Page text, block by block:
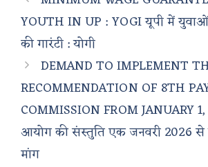
YOUTH IN UP : YOGI यूपी में
की गारंटी : योगी
DEMAND TO IMPLEMENT
RECOMMENDATION OF 8TH
COMMISSION FROM JANUARY
आयोग की संस्तुति एक जनवरी 2026
मांग